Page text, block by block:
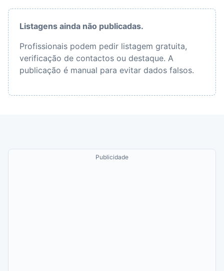
Listagens ainda não publicadas.
Profissionais podem pedir listagem gratuita,
verificação de contactos ou destaque. A
publicação é manual para evitar dados falsos.
Publicidade